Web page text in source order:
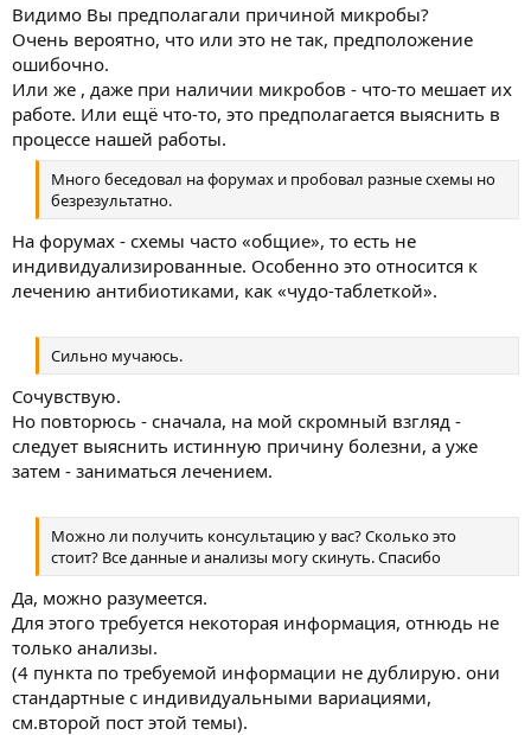
Видимо Вы предполагали причиной микробы?
Очень вероятно, что или это не так, предположение
ошибочно.
Или же , даже при наличии микробов - что-то мешает их
работе. Или ещё что-то, это предполагается выяснить в
процессе нашей работы.
Много беседовал на форумах и пробовал разные схемы но
безрезультатно.
На форумах - схемы часто «общие», то есть не
индивидуализированные. Особенно это относится к
лечению антибиотиками, как «чудо-таблеткой».
Сильно мучаюсь.
Сочувствую.
Но повторюсь - сначала, на мой скромный взгляд -
следует выяснить истинную причину болезни, а уже
затем - заниматься лечением.
Можно ли получить консультацию у вас? Сколько это
стоит? Все данные и анализы могу скинуть. Спасибо
Да, можно разумеется.
Для этого требуется некоторая информация, отнюдь не
только анализы.
(4 пункта по требуемой информации не дублирую. они
стандартные с индивидуальными вариациями,
см.второй пост этой темы).